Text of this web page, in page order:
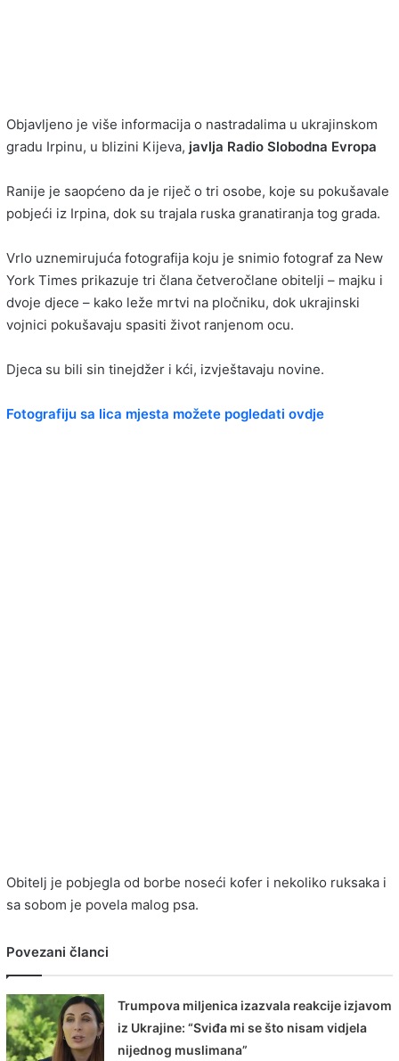
Objavljeno je više informacija o nastradalima u ukrajinskom
gradu Irpinu, u blizini Kijeva, javlja Radio Slobodna Evropa
Ranije je saopćeno da je riječ o tri osobe, koje su pokušavale
pobjeći iz Irpina, dok su trajala ruska granatiranja tog grada.
Vrlo uznemirujuća fotografija koju je snimio fotograf za New
York Times prikazuje tri člana četveročlane obitelji – majku i
dvoje djece – kako leže mrtvi na pločniku, dok ukrajinski
vojnici pokušavaju spasiti život ranjenom ocu.
Djeca su bili sin tinejdžer i kći, izvještavaju novine.
Fotografiju sa lica mjesta možete pogledati ovdje
Obitelj je pobjegla od borbe noseći kofer i nekoliko ruksaka i
sa sobom je povela malog psa.
Povezani članci
Trumpova miljenica izazvala reakcije izjavom
iz Ukrajine: “Sviđa mi se što nisam vidjela
nijednog muslimana”